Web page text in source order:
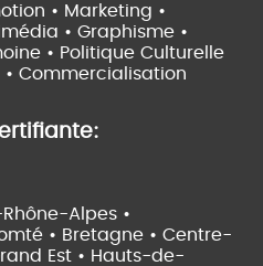
• Marketing •
• Graphisme •
• Politique Culturelle
• Commercialisation
Alpes •
• Bretagne • Centre-
Est • Hauts-de-